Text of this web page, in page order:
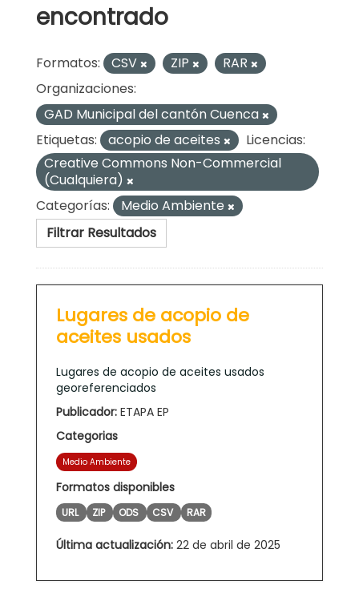
encontrado
Formatos: CSV ZIP
RAR
Organizaciones:
GAD Municipal del cantón Cuenca
Etiquetas:
acopio de aceites
Licencias:
Creative Commons Non-Commercial
(Cualquiera)
Categorías:
Medio Ambiente
Filtrar Resultados
Lugares de acopio de
aceites usados
Lugares de acopio de aceites usados
georeferenciados
Publicador: ETAPA EP
Categorias
Medio Ambiente
Formatos disponibles
URL ZIP ODS CSV RAR
Última actualización: 22 de abril de 2025